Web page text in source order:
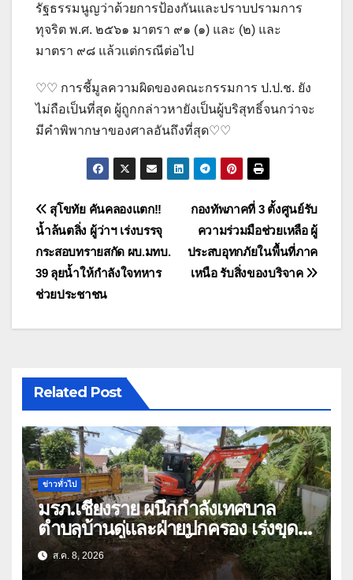
รัฐธรรมนูญว่าด้วยการป้องกันและปราบปรามการ
ทุจริต พ.ศ. ๒๕๖๑ มาตรา ๙๑ (๑) และ (๒) และ
มาตรา ๙๘ แล้วแต่กรณีต่อไป
♡♡ การชี้มูลความผิดของคณะกรรมการ ป.ป.ช. ยัง
ไม่ถือเป็นที่สุด ผู้ถูกกล่าวหายังเป็นผู้บริสุทธิ์จนกว่าจะ
มีคำพิพากษาของศาลอันถึงที่สุด♡♡
แนะแนว
เรื่อง
กองทัพภาคที่ 3 ตั้งศูนย์รับ
ความร่วมมือช่วยเหลือ ผู้
ประสบอุทกภัยในพื้นที่ภาค
เหนือ รับสิ่งของบริจาค
สุโขทัย คันคลองแตก!!
น้ำล้นตลิ่ง ผู้ว่าฯ เร่งบรรจุ
กระสอบทรายสกัด ผบ.มทบ.
39 ลุยน้ำให้กำลังใจทหาร
ช่วยประชาชน
Related Post
ข่าวทั่วไป
มรภ.เชียงราย ผนึกกำลังเทศบาล
ตำบลบ้านดู่และฝ่ายปกครอง เร่งขุด
ลอกสิ่งกีดขวางทางน้ำ ป้องกันและลด
ปัญหาน้ำท่วม
ส.ค. 8, 2026